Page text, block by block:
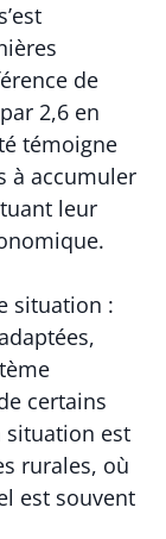
de
2,6 en
témoigne
à accumuler
leur
situation :
certains
situation est
rurales, où
est souvent